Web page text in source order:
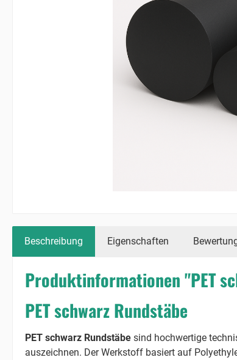
Beschreibung Eigenschaften
Produktinformationen "PET
PET schwarz Rundstäbe
PET schwarz Rundstäbe sind hochwertige
auszeichnen. Der Werkstoff basiert auf